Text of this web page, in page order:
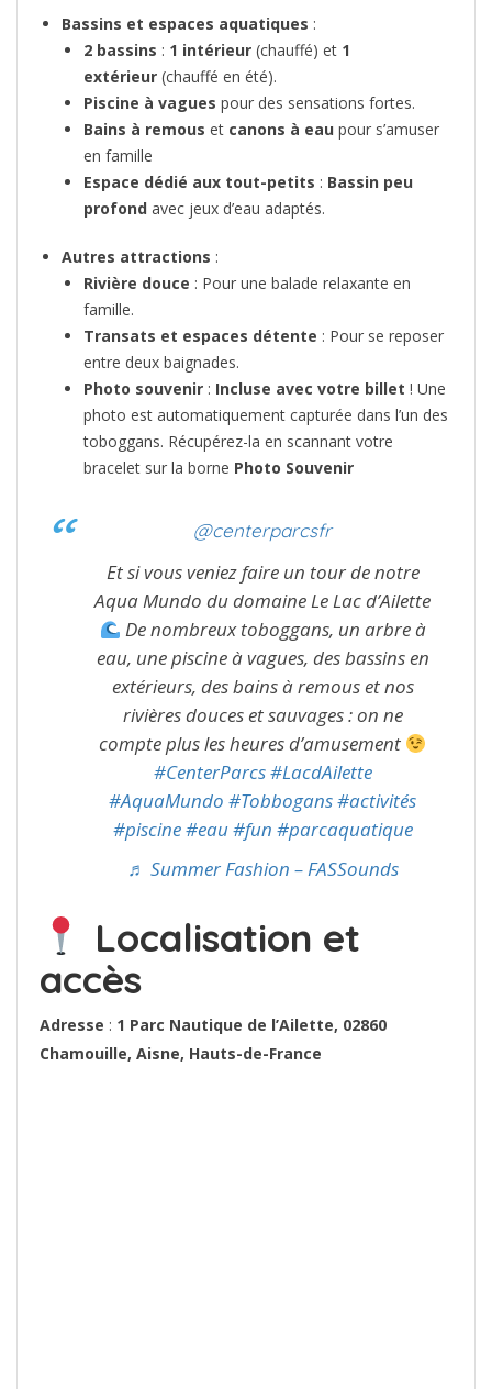
Bassins et espaces aquatiques :
2 bassins : 1 intérieur (chauffé) et 1
extérieur (chauffé en été).
Piscine à vagues pour des sensations fortes.
Bains à remous et canons à eau pour s’amuser
en famille
Espace dédié aux tout-petits : Bassin peu
profond avec jeux d’eau adaptés.
Autres attractions :
Rivière douce : Pour une balade relaxante en
famille.
Transats et espaces détente : Pour se reposer
entre deux baignades.
Photo souvenir : Incluse avec votre billet ! Une
photo est automatiquement capturée dans l’un des
toboggans. Récupérez-la en scannant votre
bracelet sur la borne Photo Souvenir
@centerparcsfr
Et si vous veniez faire un tour de notre
Aqua Mundo du domaine Le Lac d’Ailette
De nombreux toboggans, un arbre à
eau, une piscine à vagues, des bassins en
extérieurs, des bains à remous et nos
rivières douces et sauvages : on ne
compte plus les heures d’amusement
#CenterParcs#LacdAilette
#AquaMundo #Tobbogans#activités
#piscine#eau#fun #parcaquatique
♬ Summer Fashion – FASSounds
Localisation et
accès
Adresse : 1 Parc Nautique de l’Ailette, 02860
Chamouille, Aisne, Hauts-de-France